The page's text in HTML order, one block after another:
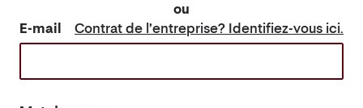
ou
E-mail
Contrat de l’entreprise? Identifiez-vous ici.